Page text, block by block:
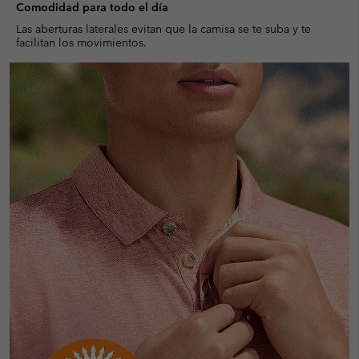
Comodidad para todo el día
Las aberturas laterales evitan que la camisa se te suba y te
facilitan los movimientos.